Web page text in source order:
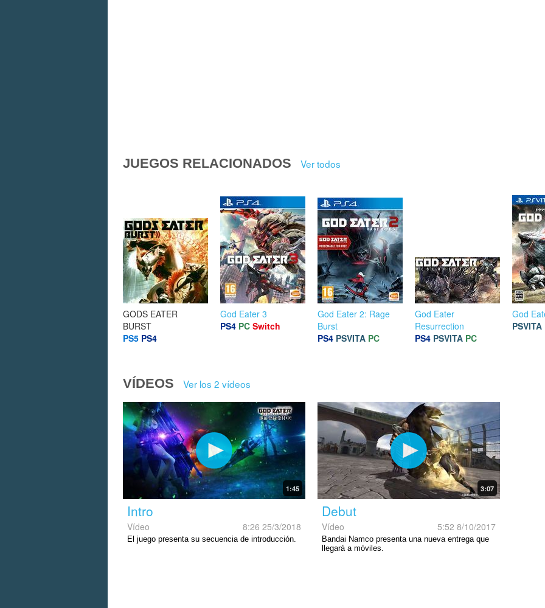
JUEGOS RELACIONADOS Ver todos
GODS EATER
BURST
PS5 PS4
God Eater 3
PS4 PC Switch
God Eater 2: Rage
Burst
PS4 PSVITA PC
God Eater
Resurrection
PS4 PSVITA PC
God
PSVITA
VÍDEOS Ver los 2 vídeos
1:45
Intro
Vídeo 8:26 25/3/2018
El juego presenta su secuencia de introducción.
3:07
Debut
Vídeo 5:52 8/10/2017
Bandai Namco presenta una nueva entrega que
llegará a móviles.